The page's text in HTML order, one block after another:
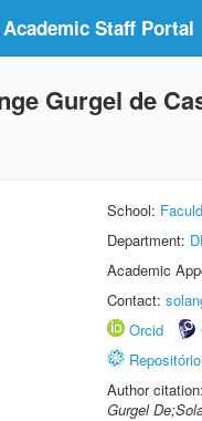
Staff Portal
Gurgel de
School:
Department:
Academic
Contact:
Orcid
Author citation:
Gurgel